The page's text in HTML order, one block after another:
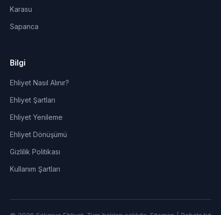
Karasu
Sapanca
Bilgi
Ehliyet Nasıl Alınır?
Ehliyet Şartları
Ehliyet Yenileme
Ehliyet Dönüşümü
Gizlilik Politikası
Kullanım Şartları